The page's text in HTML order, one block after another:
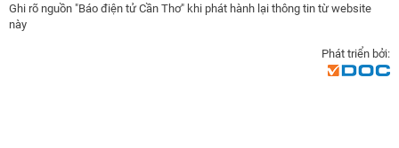
Ghi rõ nguồn "Báo điện tử Cần Thơ" khi phát hành lại thông tin từ website
này
Phát triển bởi: